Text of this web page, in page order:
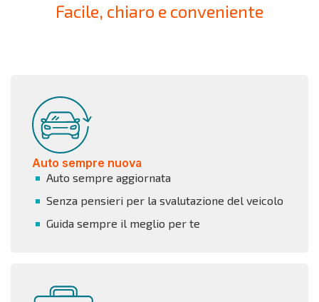
Facile, chiaro e conveniente
Auto sempre nuova
Auto sempre aggiornata
Senza pensieri per la svalutazione del veicolo
Guida sempre il meglio per te